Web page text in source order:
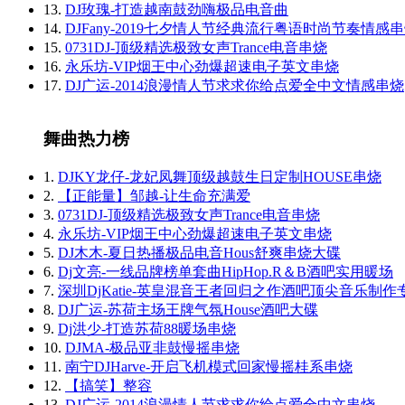
13. DJ玫瑰-打造越南鼓劲嗨极品电音曲
14. DJFany-2019七夕情人节经典流行粤语时尚节奏情感
15. 0731DJ-顶级精选极致女声Trance电音串烧
16. 永乐坊-VIP烟王中心劲爆超速电子英文串烧
17. DJ广运-2014浪漫情人节求求你给点爱全中文情感串烧
舞曲热力榜
1. DJKY龙仔-龙妃凤舞顶级越鼓生日定制HOUSE串烧
2.
【正能量】邹越-让生命充满爱
3. 0731DJ-顶级精选极致女声Trance电音串烧
4. 永乐坊-VIP烟王中心劲爆超速电子英文串烧
5. DJ木木-夏日热播极品电音Hous舒爽串烧大碟
6. Dj文亮-一线品牌榜单套曲HipHop.R＆B酒吧实用暖场
7. 深圳DjKatie-英皇混音王者回归之作酒吧顶尖音乐制作
8. DJ广运-苏荷主场王牌气氛House酒吧大碟
9. Dj洪少-打造苏荷88暖场串烧
10. DJMA-极品亚非鼓慢摇串烧
11. 南宁DJHarve-开启飞机模式回家慢摇桂系串烧
12.
【搞笑】整容